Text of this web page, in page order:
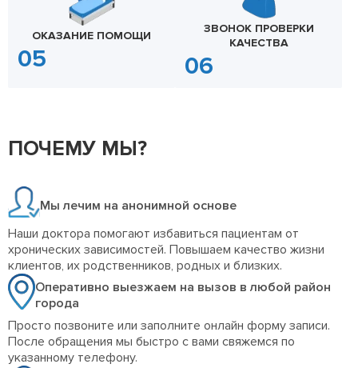
ОКАЗАНИЕ ПОМОЩИ
ЗВОНОК ПРОВЕРКИ
КАЧЕСТВА
ПОЧЕМУ МЫ?
Мы лечим на анонимной основе
Наши доктора помогают избавиться пациентам от
хронических зависимостей. Повышаем качество жизни
клиентов, их родственников, родных и близких.
Оперативно выезжаем на вызов в любой район
города
Просто позвоните или заполните онлайн форму записи.
После обращения мы быстро с вами свяжемся по
указанному телефону.